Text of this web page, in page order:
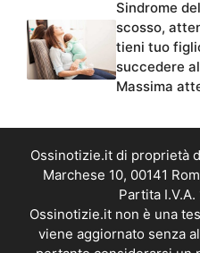
Sindrome
scosso,
tieni tuo
succedere
Massima
Ossinotizie.it di proprietà
Marchese 10, 00141
Partita I.V.A.
Ossinotizie.it non è una
viene aggiornato senza